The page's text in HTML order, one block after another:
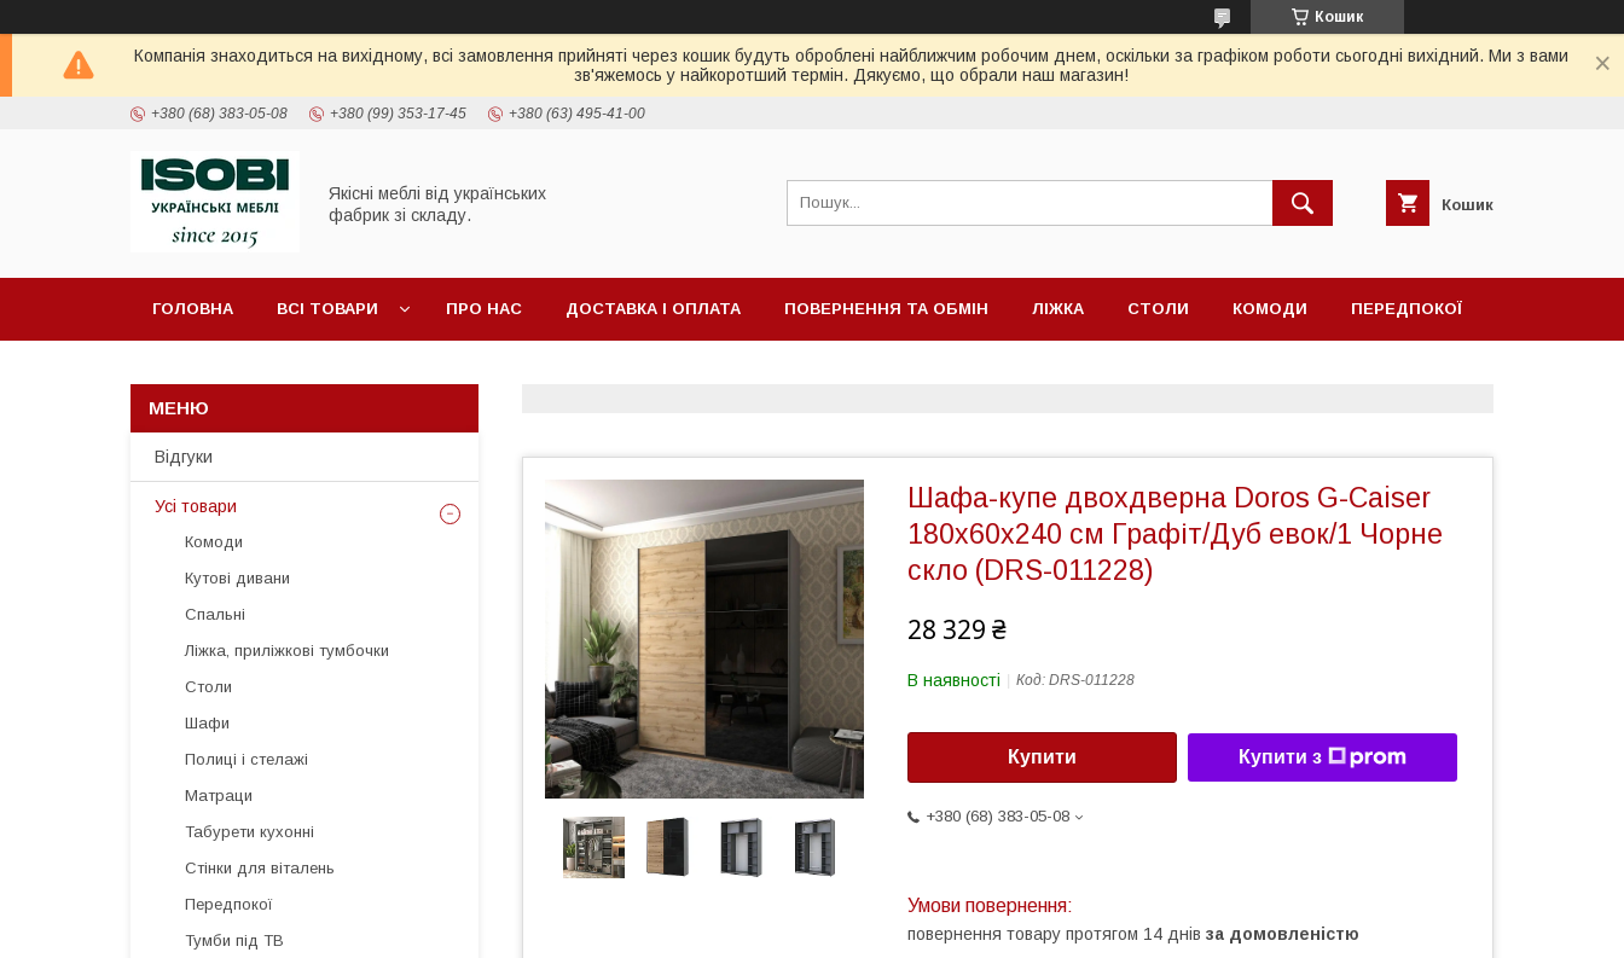
Кошик
Компанія знаходиться на вихідному, всі замовлення прийняті через кошик будуть оброблені найближчим робочим днем, оскільки за графіком роботи сьогодні вихідний. Ми з вами
зв'яжемось у найкоротший термін. Дякуємо, що обрали наш магазин!
+380 (68) 383-05-08 +380 (99) 353-17-45 +380 (63) 495-41-00
Якісні меблі від українських
фабрик зі складу.
Кошик
ГОЛОВНА ВСІ ТОВАРИ ПРО НАС ДОСТАВКА І ОПЛАТА ПОВЕРНЕННЯ ТА ОБМІН ЛІЖКА СТОЛИ КОМОДИ ПЕРЕДПОКОЇ
Шафа-купе двохдверна Doros G-Caiser
180х60х240 см Графіт/Дуб евок/1 Чорне
скло (DRS-011228)
28 329 ₴
В наявності Код: DRS-011228
Купити Купити з
+380 (68) 383-05-08
повернення товару протягом 14 днів за домовленістю
Відгуки
Усі товари
Комоди
Кутові дивани
Спальні
Ліжка, приліжкові тумбочки
Столи
Шафи
Полиці і стелажі
Матраци
Табурети кухонні
Стінки для віталень
Передпокої
Тумби під ТВ